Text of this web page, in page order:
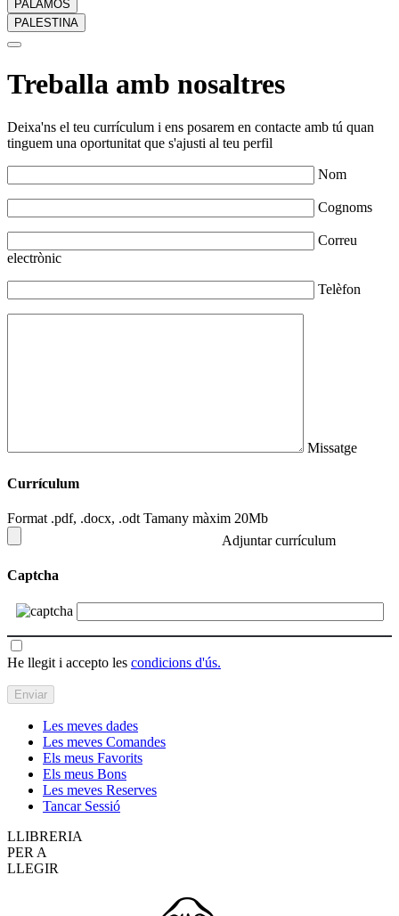
PALAMÓS
PALESTINA
Treballa amb nosaltres
Deixa'ns el teu currículum i ens posarem en contacte amb tú quan
tinguem una oportunitat que s'ajusti al teu perfil
Nom
Cognoms
Correu
electrònic
Telèfon
Missatge
Currículum
Format .pdf, .docx, .odt Tamany màxim 20Mb
Adjuntar currículum
Captcha
He llegit i accepto les condicions d'ús.
Les meves dades
Les meves Comandes
Els meus Favorits
Els meus Bons
Les meves Reserves
Tancar Sessió
LLIBRERIA
PER A
LLEGIR